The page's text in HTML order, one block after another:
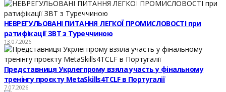
НЕВРЕГУЛЬОВАНІ ПИТАННЯ ЛЕГКОЇ ПРОМИСЛОВОСТІ при
ратифікації ЗВТ з Туреччиною
13.07.2026
Представниця Укрлегпрому взяла участь у фінальному
тренінгу проєкту MetaSkills4TCLF в Португалії
7.07.2026